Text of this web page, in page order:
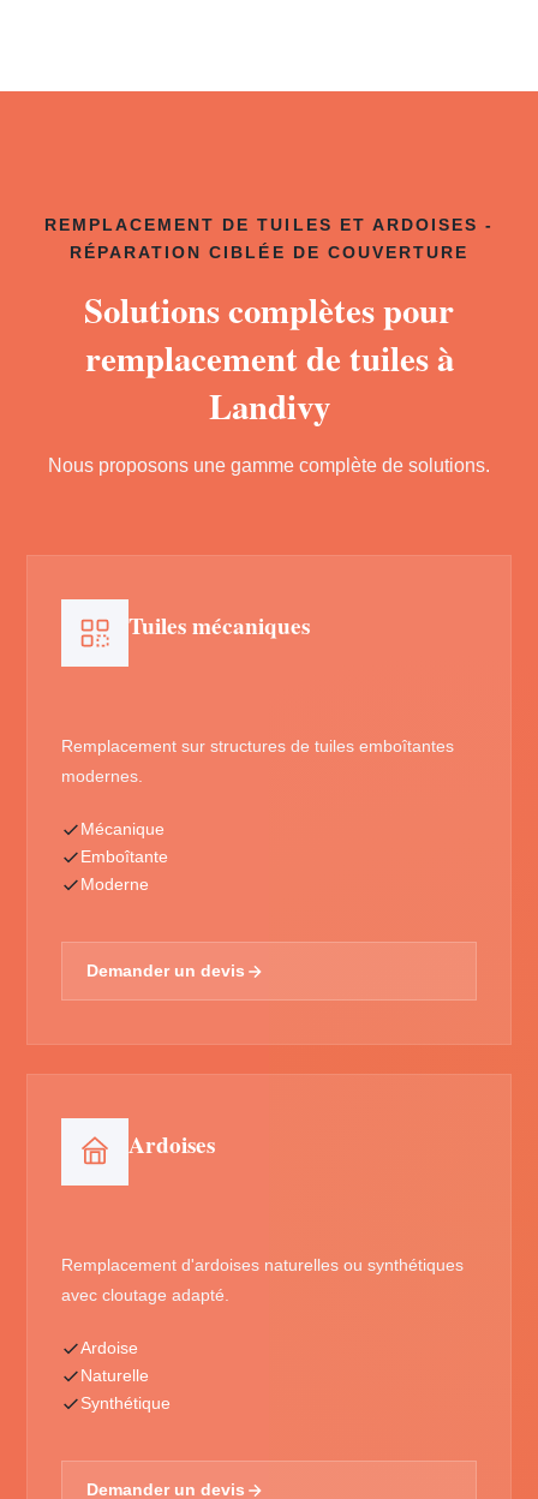
REMPLACEMENT DE TUILES ET ARDOISES -
RÉPARATION CIBLÉE DE COUVERTURE
Solutions complètes pour
remplacement de tuiles à
Landivy
Nous proposons une gamme complète de solutions.
Tuiles mécaniques
Remplacement sur structures de tuiles emboîtantes
modernes.
Mécanique
Emboîtante
Moderne
Demander un devis
Ardoises
Remplacement d'ardoises naturelles ou synthétiques
avec cloutage adapté.
Ardoise
Naturelle
Synthétique
Demander un devis